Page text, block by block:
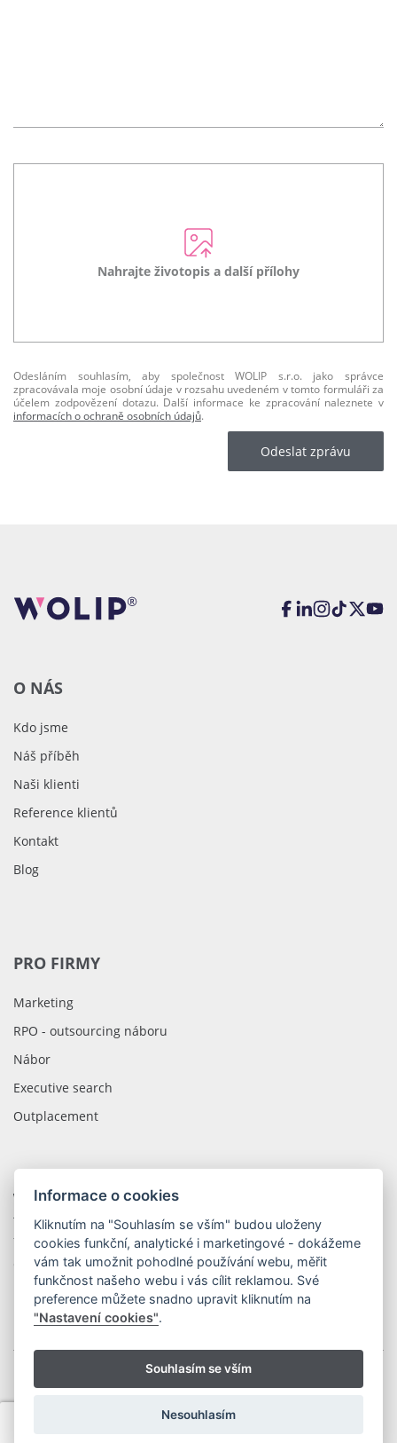
Nahrajte životopis a další přílohy
Odesláním souhlasím, aby společnost WOLIP s.r.o. jako správce
zpracovávala moje osobní údaje v rozsahu uvedeném v tomto formuláři za
účelem zodpovězení dotazu. Další informace ke zpracování naleznete v
informacích o ochraně osobních údajů.
Odeslat zprávu
O NÁS
Kdo jsme
Náš příběh
Naši klienti
Reference klientů
Kontakt
Blog
PRO FIRMY
Marketing
RPO - outsourcing náboru
Nábor
Executive search
Outplacement
WOLIP CZECH REPUBLIC
tř. Kosmonautů 1288/1
779 00 Olomouc
Česká Republika
Copyright © 2026 WOLIP s.r.o.| Ochrana osobních údajů
Vytvořil OLC Webdesign
Informace o cookies
Kliknutím na "Souhlasím se vším" budou uloženy
cookies funkční, analytické i marketingové - dokážeme
vám tak umožnit pohodlné používání webu, měřit
funkčnost našeho webu i vás cílit reklamou. Své
preference můžete snadno upravit kliknutím na
"Nastavení cookies".
Souhlasím se vším
Nesouhlasím